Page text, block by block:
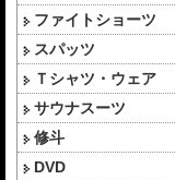
ファイトショーツ
スパッツ
Ｔシャツ・ウェア
サウナスーツ
修斗
DVD